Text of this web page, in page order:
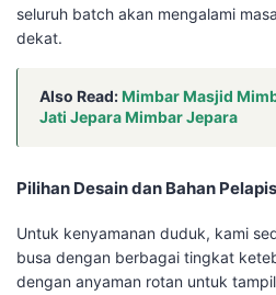
seluruh batch akan mengalami
dekat.
Also Read:Mimbar Masjid
Jati Jepara Mimbar Jepara
Pilihan Desain dan Bahan Pelapis
Untuk kenyamanan duduk, kami
busa dengan berbagai tingkat
dengan anyaman rotan untuk